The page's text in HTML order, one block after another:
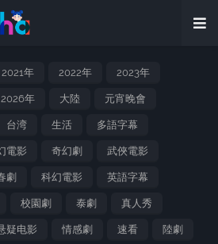
2021年 2022年 2023年
2026年 大陸 元宵晚會
台湾 生活 多語字幕
電影 奇幻劇 武俠電影
劇 科幻電影 英語字幕
校園劇 泰劇 真人秀
疑电影 情感劇 速看 陸劇